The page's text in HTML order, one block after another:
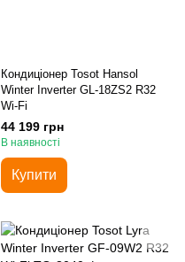
Кондиціонер Tosot Hansol
Winter Inverter GL-18ZS2 R32
Wi-Fi
44 199 грн
В наявності
Купити